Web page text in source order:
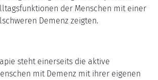
der Menschen mit einer
Demenz zeigten.
steht einerseits die aktive
mit Demenz mit ihrer eigenen